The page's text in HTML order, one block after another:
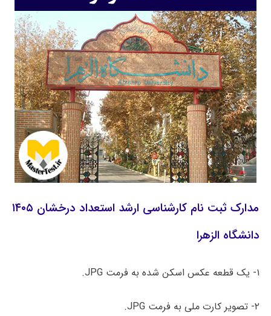
مدارک ثبت نام کارشناسی ارشد استعداد درخشان ۱۴۰۵
دانشگاه الزهرا
۱- یک قطعه عکس اسکن شده به فرمت JPG.
۲- تصویر کارت ملی به فرمت JPG.